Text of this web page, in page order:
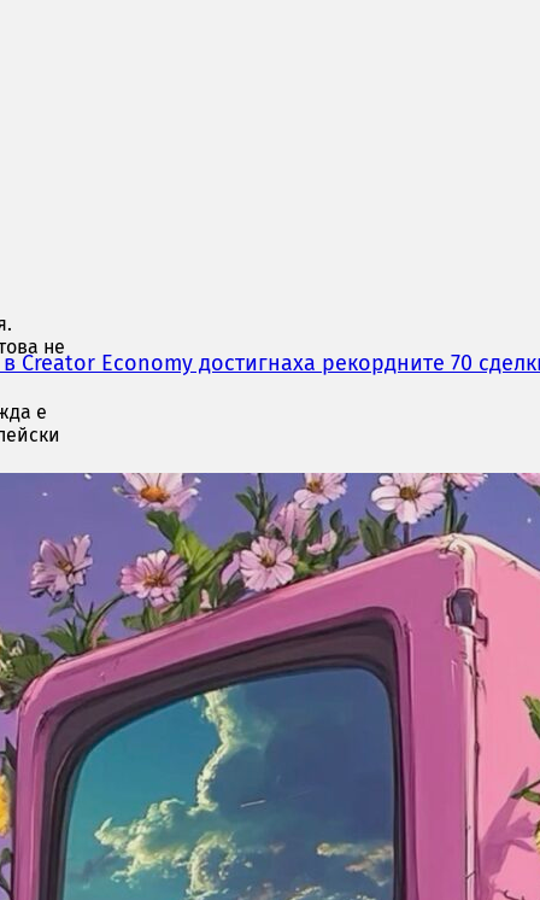
да се
на
този
от
не
е
Както
за
и
имали
Creator Economy достигнаха рекордните 70